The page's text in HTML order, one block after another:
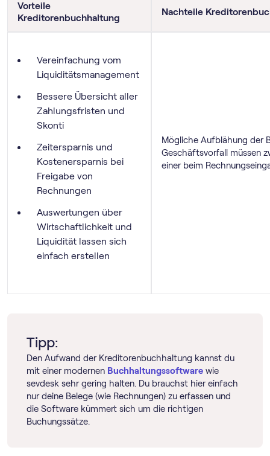
Vorteile
Kreditorenbuchhaltung
Nachteile
Vereinfachung vom
Liquiditätsmanagement
Bessere Übersicht aller
Zahlungsfristen und
Skonti
Zeitersparnis und
Kostenersparnis bei
Freigabe von
Rechnungen
Auswertungen über
Wirtschaftlichkeit und
Liquidität lassen sich
einfach erstellen
Mögliche Aufblähung der
Geschäftsvorfall müssen
einer beim
Tipp:
Den Aufwand der Kreditorenbuchhaltung kannst du
mit einer modernen Buch­haltungs­software wie
sevdesk sehr gering halten. Du brauchst hier einfach
nur deine Belege (wie Rechnungen) zu erfassen und
die Software kümmert sich um die richtigen
Buchungssätze.